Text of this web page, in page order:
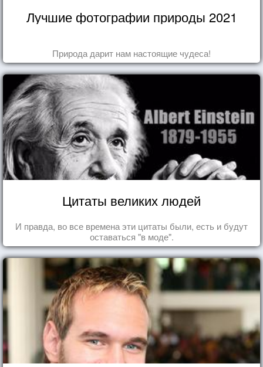
Лучшие фотографии природы 2021
Природа дарит нам настоящие чудеса!
Цитаты великих людей
И правда, во все времена эти цитаты были, есть и будут
оставаться "в моде".